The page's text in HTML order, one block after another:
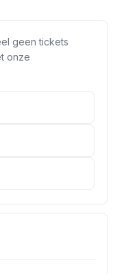
geen tickets
onze